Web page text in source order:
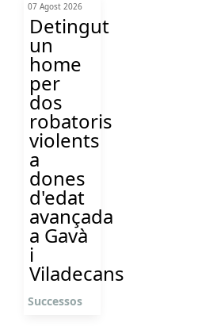
07 Agost 2026
Detingut
un
home
per
dos
robatoris
violents
a
dones
d'edat
avançada
a Gavà
i
Viladecans
Successos